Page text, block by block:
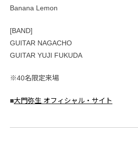
Banana Lemon
[BAND]
GUITAR NAGACHO
GUITAR YUJI FUKUDA
※40名限定来場
■大門弥生 オフィシャル・サイト